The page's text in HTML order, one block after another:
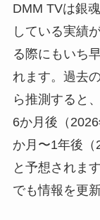
DMM TVは銀
している実績
る際にもいち
れます。過去
ら推測すると
6か月後（
か月〜1年後
と予想されま
でも情報を更